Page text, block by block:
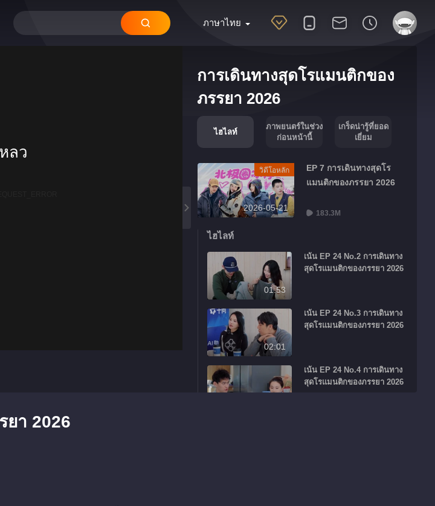
ภาษาไทย
การเดินทางสุดโรแมนติกของ
ภรรยา 2026
ไฮไลท์
ภาพยนตร์ในช่วง
ก่อนหน้านี้
เกร็ดน่ารู้ที่ยอด
เยี่ยม
2026-05-21
วิดีโอหลัก
EP 7 การเดินทางสุดโร
แมนติกของภรรยา 2026
183.3M
ไฮไลท์
01:53
เน้น EP 24 No.2 การเดินทาง
สุดโรแมนติกของภรรยา 2026
02:01
เน้น EP 24 No.3 การเดินทาง
สุดโรแมนติกของภรรยา 2026
เน้น EP 24 No.4 การเดินทาง
สุดโรแมนติกของภรรยา 2026
ลว
ยา 2026